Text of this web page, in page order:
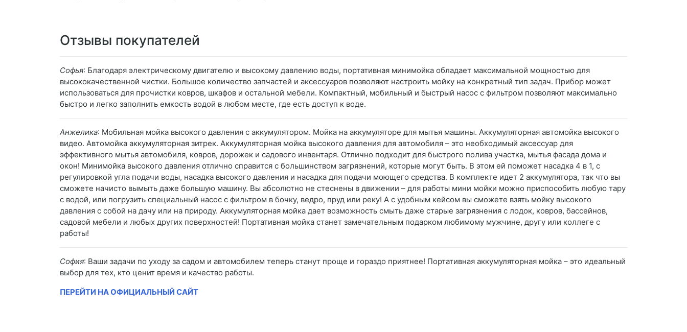
Отзывы покупателей
Софья: Благодаря электрическому двигателю и высокому давлению воды, портативная минимойка обладает максимальной мощностью для
высококачественной чистки. Большое количество запчастей и аксессуаров позволяют настроить мойку на конкретный тип задач. Прибор может
использоваться для прочистки ковров, шкафов и остальной мебели. Компактный, мобильный и быстрый насос с фильтром позволяют максимально
быстро и легко заполнить емкость водой в любом месте, где есть доступ к воде.
Анжелика: Мобильная мойка высокого давления с аккумулятором. Мойка на аккумуляторе для мытья машины. Аккумуляторная автомойка высокого
видео. Автомойка аккумуляторная зитрек. Аккумуляторная мойка высокого давления для автомобиля – это необходимый аксессуар для
эффективного мытья автомобиля, ковров, дорожек и садового инвентаря. Отлично подходит для быстрого полива участка, мытья фасада дома и
окон! Минимойка высокого давления отлично справится с большинством загрязнений, которые могут быть. В этом ей поможет насадка 4 в 1, с
регулировкой угла подачи воды, насадка высокого давления и насадка для подачи моющего средства. В комплекте идет 2 аккумулятора, так что вы
сможете начисто вымыть даже большую машину. Вы абсолютно не стеснены в движении – для работы мини мойки можно приспособить любую тару
с водой, или погрузить специальный насос с фильтром в бочку, ведро, пруд или реку! А с удобным кейсом вы сможете взять мойку высокого
давления с собой на дачу или на природу. Аккумуляторная мойка дает возможность смыть даже старые загрязнения с лодок, ковров, бассейнов,
садовой мебели и любых других поверхностей! Портативная мойка станет замечательным подарком любимому мужчине, другу или коллеге с
работы!
София: Ваши задачи по уходу за садом и автомобилем теперь станут проще и гораздо приятнее! Портативная аккумуляторная мойка – это идеальный
выбор для тех, кто ценит время и качество работы.
ПЕРЕЙТИ НА ОФИЦИАЛЬНЫЙ САЙТ